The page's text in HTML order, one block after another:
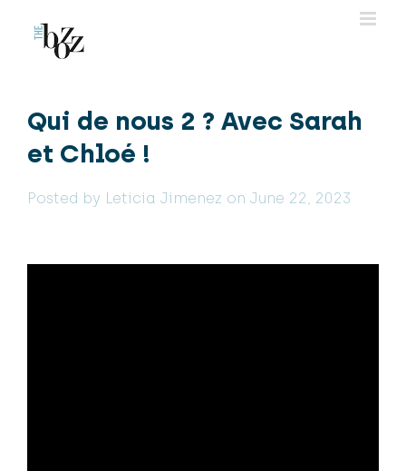
content
Qui de nous 2 ? Avec Sarah
et Chloé !
Posted by Leticia Jimenez on June 22, 2023